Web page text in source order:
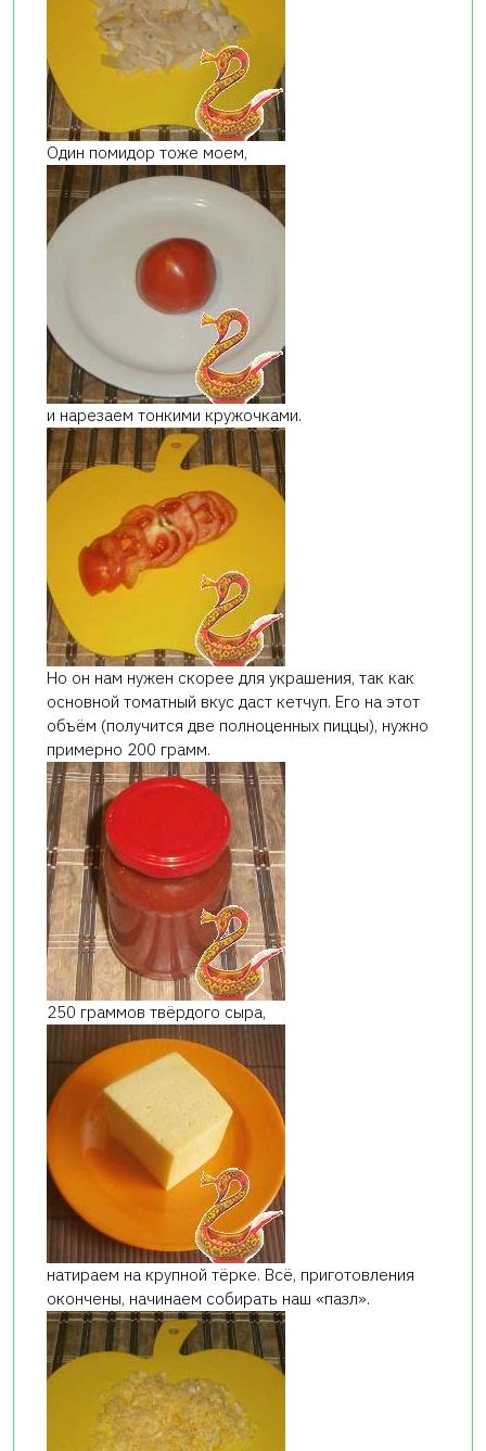
Один помидор тоже моем,
и нарезаем тонкими кружочками.
Но он нам нужен скорее для украшения, так как
основной томатный вкус даст кетчуп. Его на этот
объём (получится две полноценных пиццы), нужно
примерно 200 грамм.
250 граммов твёрдого сыра,
натираем на крупной тёрке. Всё, приготовления
окончены, начинаем собирать наш «пазл».